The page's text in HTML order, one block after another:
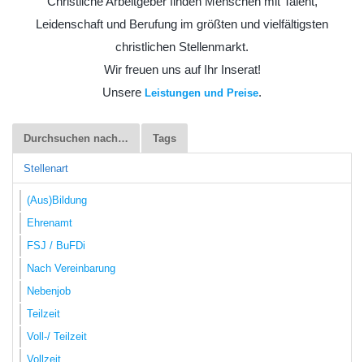
Leidenschaft und Berufung im größten und vielfältigsten
christlichen Stellenmarkt.
Wir freuen uns auf Ihr Inserat!
Unsere Leistungen und Preise.
Durchsuchen nach… Tags
Stellenart
(Aus)Bildung
Ehrenamt
FSJ / BuFDi
Nach Vereinbarung
Nebenjob
Teilzeit
Voll-/ Teilzeit
Vollzeit